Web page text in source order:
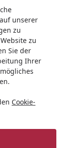
unserer
zu
zu
Sie der
Ihrer
Cookie-
rot